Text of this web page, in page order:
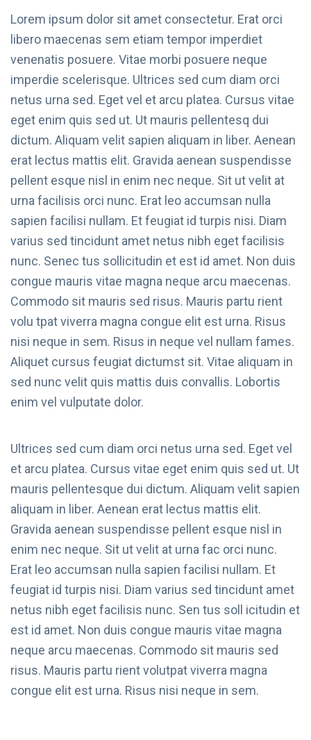
Lorem ipsum dolor sit amet consectetur. Erat orci
libero maecenas sem etiam tempor imperdiet
venenatis posuere. Vitae morbi posuere neque
imperdie scelerisque. Ultrices sed cum diam orci
netus urna sed. Eget vel et arcu platea. Cursus vitae
eget enim quis sed ut. Ut mauris pellentesq dui
dictum. Aliquam velit sapien aliquam in liber. Aenean
erat lectus mattis elit. Gravida aenean suspendisse
pellent esque nisl in enim nec neque. Sit ut velit at
urna facilisis orci nunc. Erat leo accumsan nulla
sapien facilisi nullam. Et feugiat id turpis nisi. Diam
varius sed tincidunt amet netus nibh eget facilisis
nunc. Senec tus sollicitudin et est id amet. Non duis
congue mauris vitae magna neque arcu maecenas.
Commodo sit mauris sed risus. Mauris partu rient
volu tpat viverra magna congue elit est urna. Risus
nisi neque in sem. Risus in neque vel nullam fames.
Aliquet cursus feugiat dictumst sit. Vitae aliquam in
sed nunc velit quis mattis duis convallis. Lobortis
enim vel vulputate dolor.
Ultrices sed cum diam orci netus urna sed. Eget vel
et arcu platea. Cursus vitae eget enim quis sed ut. Ut
mauris pellentesque dui dictum. Aliquam velit sapien
aliquam in liber. Aenean erat lectus mattis elit.
Gravida aenean suspendisse pellent esque nisl in
enim nec neque. Sit ut velit at urna fac orci nunc.
Erat leo accumsan nulla sapien facilisi nullam. Et
feugiat id turpis nisi. Diam varius sed tincidunt amet
netus nibh eget facilisis nunc. Sen tus soll icitudin et
est id amet. Non duis congue mauris vitae magna
neque arcu maecenas. Commodo sit mauris sed
risus. Mauris partu rient volutpat viverra magna
congue elit est urna. Risus nisi neque in sem.